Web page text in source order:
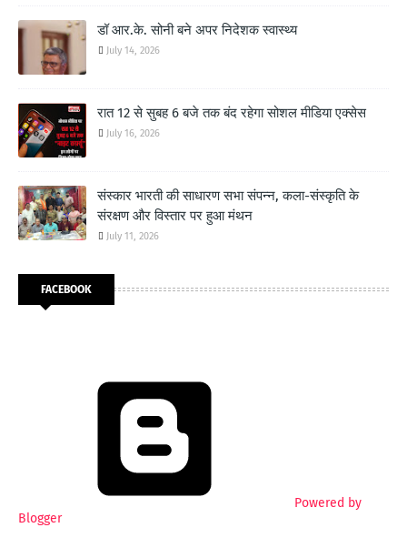
डॉ आर.के. सोनी बने अपर निदेशक स्वास्थ्य
July 14, 2026
रात 12 से सुबह 6 बजे तक बंद रहेगा सोशल मीडिया एक्सेस
July 16, 2026
संस्कार भारती की साधारण सभा संपन्न, कला-संस्कृति के
संरक्षण और विस्तार पर हुआ मंथन
July 11, 2026
FACEBOOK
Powered by
Blogger